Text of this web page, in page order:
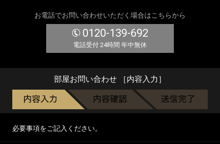
お電話でお問い合わせいただく場合はこちらから
0120-139-692
電話受付 24時間 年中無休
部屋お問い合わせ ［内容入力］
必要事項をご記入ください。